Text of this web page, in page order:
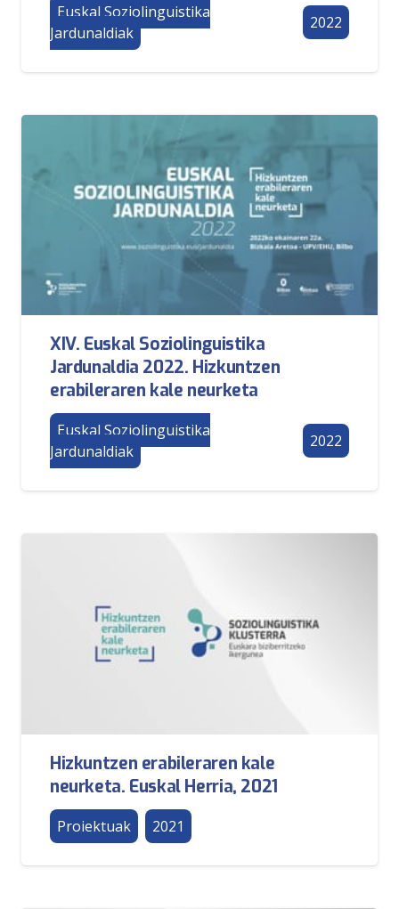
Euskal Soziolinguistika
Jardunaldiak
2022
XIV. Euskal Soziolinguistika
Jardunaldia 2022. Hizkuntzen
erabileraren kale neurketa
Euskal Soziolinguistika
Jardunaldiak
2022
Hizkuntzen erabileraren kale
neurketa. Euskal Herria, 2021
Proiektuak 2021